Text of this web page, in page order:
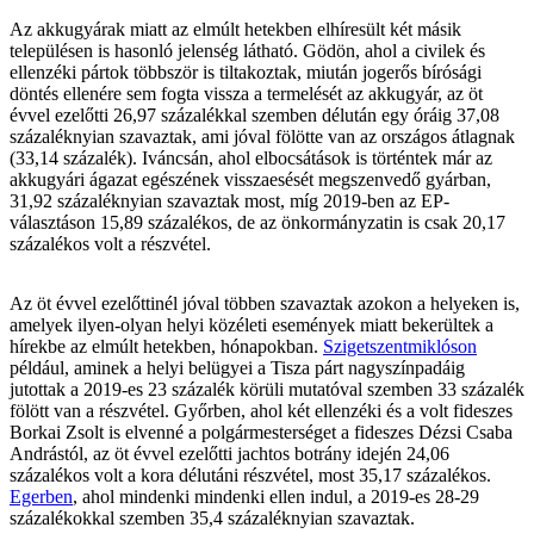
Az akkugyárak miatt az elmúlt hetekben elhíresült két másik
településen is hasonló jelenség látható. Gödön, ahol a civilek és
ellenzéki pártok többször is tiltakoztak, miután jogerős bírósági
döntés ellenére sem fogta vissza a termelését az akkugyár, az öt
évvel ezelőtti 26,97 százalékkal szemben délután egy óráig 37,08
százaléknyian szavaztak, ami jóval fölötte van az országos átlagnak
(33,14 százalék). Iváncsán, ahol elbocsátások is történtek már az
akkugyári ágazat egészének visszaesését megszenvedő gyárban,
31,92 százaléknyian szavaztak most, míg 2019-ben az EP-
választáson 15,89 százalékos, de az önkormányzatin is csak 20,17
százalékos volt a részvétel.
Az öt évvel ezelőttinél jóval többen szavaztak azokon a helyeken is,
amelyek ilyen-olyan helyi közéleti események miatt bekerültek a
hírekbe az elmúlt hetekben, hónapokban. Szigetszentmiklóson
például, aminek a helyi belügyei a Tisza párt nagyszínpadáig
jutottak a 2019-es 23 százalék körüli mutatóval szemben 33 százalék
fölött van a részvétel. Győrben, ahol két ellenzéki és a volt fideszes
Borkai Zsolt is elvenné a polgármesterséget a fideszes Dézsi Csaba
Andrástól, az öt évvel ezelőtti jachtos botrány idején 24,06
százalékos volt a kora délutáni részvétel, most 35,17 százalékos.
Egerben, ahol mindenki mindenki ellen indul, a 2019-es 28-29
százalékokkal szemben 35,4 százaléknyian szavaztak.